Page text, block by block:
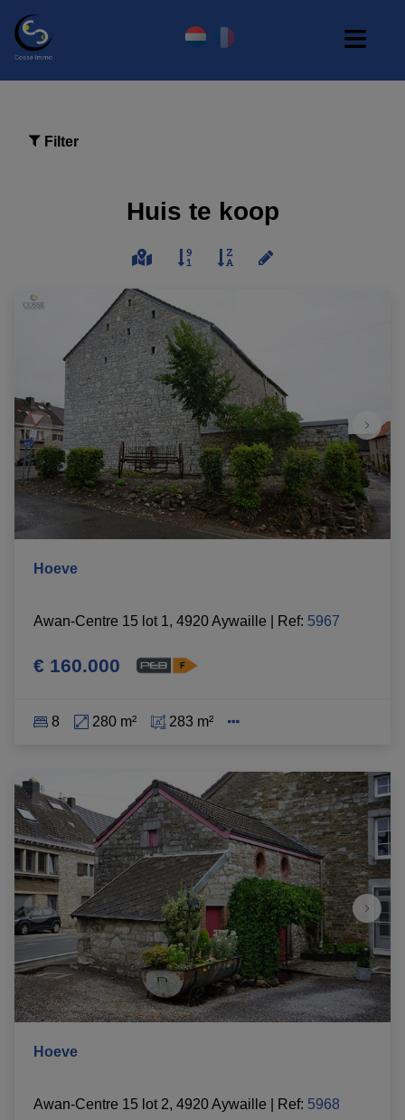
Filter
Huis te koop
Hoeve
Awan-Centre 15 lot 1, 4920 Aywaille Ref: 5967
€ 160.000
8 280 m² 283 m²
Hoeve
Awan-Centre 15 lot 2, 4920 Aywaille Ref: 5968